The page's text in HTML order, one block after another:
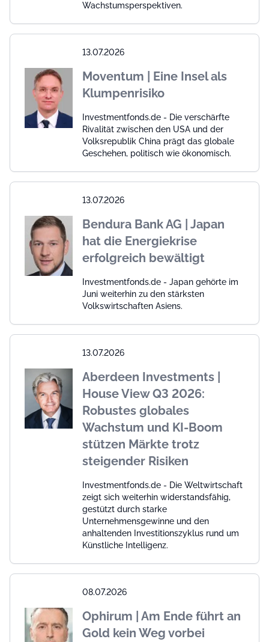
Wachstumsperspektiven.
13.07.2026
Moventum | Eine Insel als
Klumpenrisiko
Investmentfonds.de - Die verschärfte
Rivalität zwischen den USA und der
Volksrepublik China prägt das globale
Geschehen, politisch wie ökonomisch.
13.07.2026
Bendura Bank AG | Japan
hat die Energiekrise
erfolgreich bewältigt
Investmentfonds.de - Japan gehörte im
Juni weiterhin zu den stärksten
Volkswirtschaften Asiens.
13.07.2026
Aberdeen Investments |
House View Q3 2026:
Robustes globales
Wachstum und KI-Boom
stützen Märkte trotz
steigender Risiken
Investmentfonds.de - Die Weltwirtschaft
zeigt sich weiterhin widerstandsfähig,
gestützt durch starke
Unternehmensgewinne und den
anhaltenden Investitionszyklus rund um
Künstliche Intelligenz.
08.07.2026
Ophirum | Am Ende führt an
Gold kein Weg vorbei